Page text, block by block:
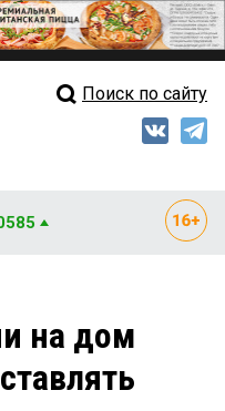
Свежий выпуск
Рейтинги
Блоги
Поиск по сайту
на дом